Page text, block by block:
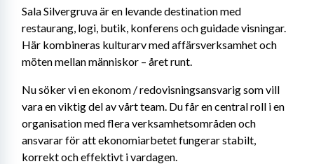
Sala Silvergruva är en levande destination med
restaurang, logi, butik, konferens och guidade visningar.
Här kombineras kulturarv med affärsverksamhet och
möten mellan människor – året runt.
Nu söker vi en ekonom / redovisningsansvarig som vill
vara en viktig del av vårt team. Du får en central roll i en
organisation med flera verksamhetsområden och
ansvarar för att ekonomiarbetet fungerar stabilt,
korrekt och effektivt i vardagen.